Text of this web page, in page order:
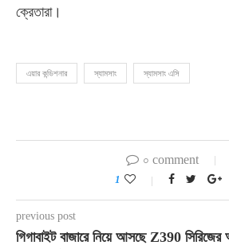
ক্রেতারা।
এয়ার কন্ডিশনার স্যামসাং স্যামসাং এসি
০ comment
1
previous post
গিগাবাইট বাজারে নিয়ে আসছে Z390 সিরিজের